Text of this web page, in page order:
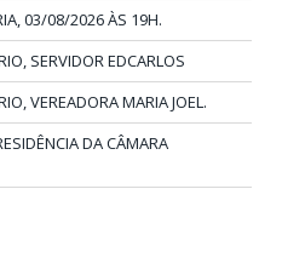
03/08/2026 ÀS 19H.
SERVIDOR EDCARLOS
VEREADORA MARIA JOEL.
DA CÂMARA